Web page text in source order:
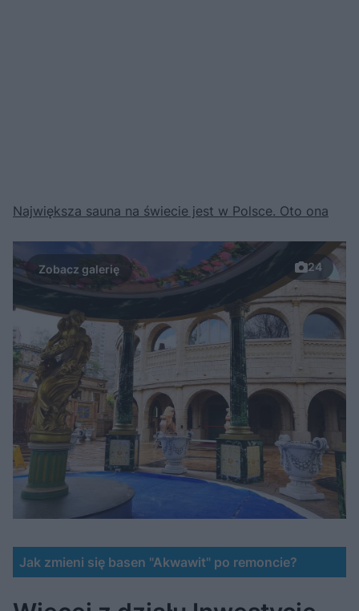
Największa sauna na świecie jest w Polsce. Oto ona
24
Jak zmieni się basen "Akwawit" po remoncie?